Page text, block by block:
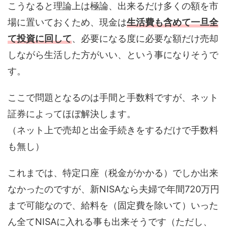
こうなると理論上は極論、出来るだけ多くの額を市
場に置いておくため、現金は生活費も含めて一旦全
て投資に回して、必要になる度に必要な額だけ売却
しながら生活した方がいい、という事になりそうで
す。
ここで問題となるのは手間と手数料ですが、ネット
証券によってほぼ解決します。
（ネット上で売却と出金手続きをするだけで手数料
も無し）
これまでは、特定口座（税金がかかる）でしか出来
なかったのですが、新NISAなら夫婦で年間720万円
まで可能なので、給料を（固定費を除いて）いった
ん全てNISAに入れる事も出来そうです（ただし、